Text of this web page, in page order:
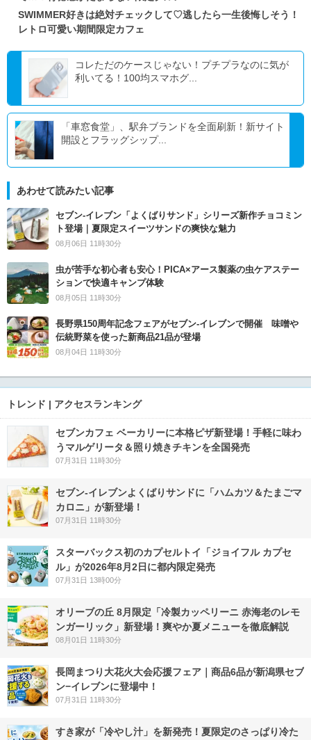
SWIMMER好きは絶対チェックして♡逃したら一生後悔しそう！
レトロ可愛い期間限定カフェ
コレただのケースじゃない！プチプラなのに気が
利いてる！100均スマホグ...
「車窓食堂」、駅弁ブランドを全面刷新！新サイト
開設とフラッグシップ...
あわせて読みたい記事
セブン‐イレブン「よくばりサンド」シリーズ新作チョコミン
ト登場｜夏限定スイーツサンドの爽快な魅力
08月06日 11時30分
虫が苦手な初心者も安心！PICA×アース製薬の虫ケアステー
ションで快適キャンプ体験
08月05日 11時30分
長野県150周年記念フェアがセブン-イレブンで開催 味噌や
伝統野菜を使った新商品21品が登場
08月04日 11時30分
トレンド | アクセスランキング
セブンカフェ ベーカリーに本格ピザ新登場！手軽に味わ
うマルゲリータ＆照り焼きチキンを全国発売
07月31日 11時30分
セブン‐イレブンよくばりサンドに「ハムカツ＆たまごマ
カロニ」が新登場！
07月31日 11時30分
スターバックス初のカプセルトイ「ジョイフル カプセ
ル」が2026年8月2日に都内限定発売
07月31日 13時00分
オリーブの丘 8月限定「冷製カッペリーニ 赤海老のレモ
ンガーリック」新登場！爽やか夏メニューを徹底解説
08月01日 11時30分
長岡まつり大花火大会応援フェア｜商品6品が新潟県セブ
ン−イレブンに登場中！
07月31日 11時30分
すき家が「冷やし汁」を新発売！夏限定のさっぱり冷た